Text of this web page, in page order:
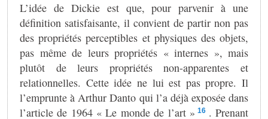
L’idée de Dickie est que, pour parvenir à une
définition satisfaisante, il convient de partir non pas
des propriétés perceptibles et physiques des objets,
pas même de leurs propriétés « internes », mais
plutôt de leurs propriétés non-apparentes et
relationnelles. Cette idée ne lui est pas propre. Il
l’emprunte à Arthur Danto qui l’a déjà exposée dans
l’article de 1964 « Le monde de l’art » 16 . Prenant